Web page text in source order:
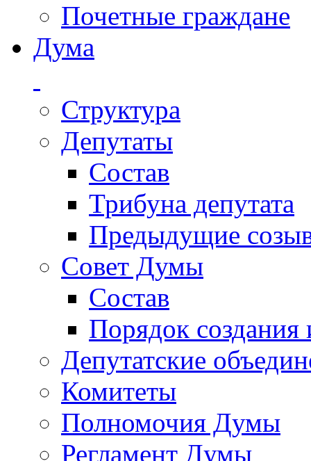
Почетные граждане
Дума
Структура
Депутаты
Состав
Трибуна депутата
Предыдущие
Совет Думы
Состав
Порядок создания
Депутатские
Комитеты
Полномочия Думы
Регламент Думы